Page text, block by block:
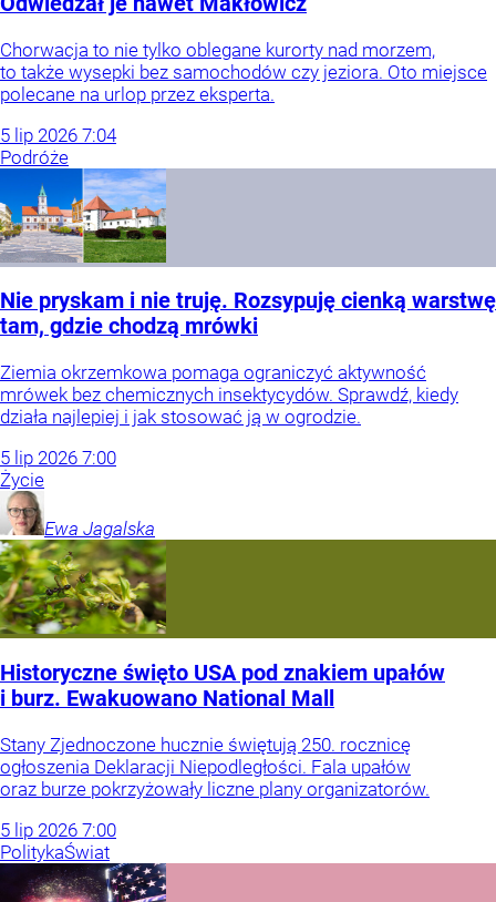
Chorwacja to nie tylko oblegane kurorty nad morzem,
to także wysepki bez samochodów czy jeziora. Oto miejsce
polecane na urlop przez eksperta.
5 lip 2026 7:04
Podróże
Nie pryskam i nie truję. Rozsypuję cienką warstwę
tam, gdzie chodzą mrówki
Ziemia okrzemkowa pomaga ograniczyć aktywność
mrówek bez chemicznych insektycydów. Sprawdź, kiedy
działa najlepiej i jak stosować ją w ogrodzie.
5 lip 2026 7:00
Życie
Ewa Jagalska
Historyczne święto USA pod znakiem upałów
i burz. Ewakuowano National Mall
Stany Zjednoczone hucznie świętują 250. rocznicę
ogłoszenia Deklaracji Niepodległości. Fala upałów
oraz burze pokrzyżowały liczne plany organizatorów.
5 lip 2026 7:00
PolitykaŚwiat